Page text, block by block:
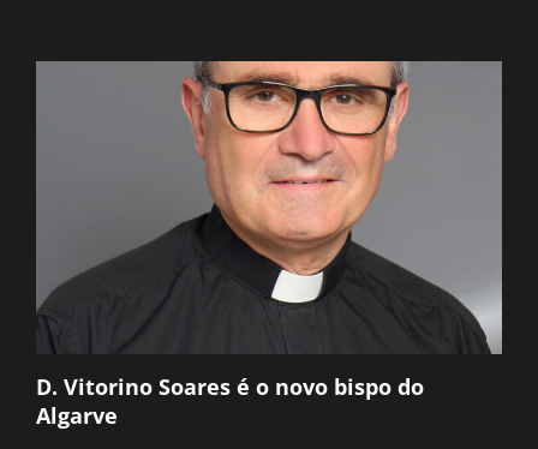
D. Vitorino Soares é o novo bispo do
Algarve